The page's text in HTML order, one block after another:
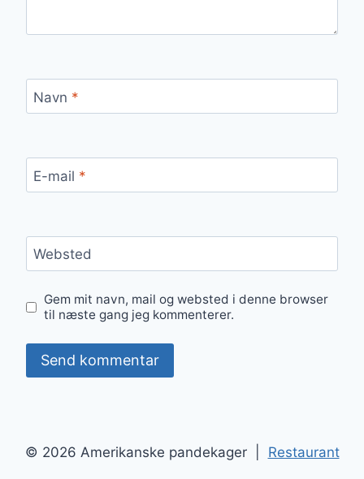
Navn *
E-mail *
Websted
Gem mit navn, mail og websted i denne browser
til næste gang jeg kommenterer.
© 2026 Amerikanske pandekager | Restaurant